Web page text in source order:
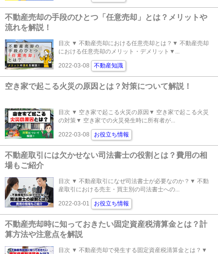
不動産売却の手段のひとつ「任意売却」とは？メリットや
流れを解説！
目次 ▼ 不動産売却における任意売却とは？▼ 不動産売却
における任意売却のメリット・デメリット▼...
2022-03-08 不動産知識
空き家で起こる火災の原因とは？対策について解説！
目次 ▼ 空き家で起こる火災の原因▼ 空き家で起こる火災
の対策▼ 空き家での火災発生時に所有者が...
2022-03-08 お役立ち情報
不動産取引には欠かせない司法書士の役割とは？費用の相
場もご紹介
目次 ▼ 不動産取引になぜ司法書士が必要なのか？▼ 不動
産取引における売主・買主別の司法書士への...
2022-03-01 お役立ち情報
不動産売却時に知っておきたい固定資産税清算金とは？計
算方法や注意点を解説
目次 ▼ 不動産売却で発生する固定資産税清算金とは？▼